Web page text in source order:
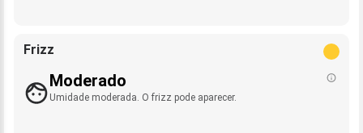
Frizz
Moderado
Umidade moderada. O frizz pode aparecer.